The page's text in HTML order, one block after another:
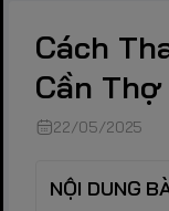
Cách
Cần Thợ
22/05/2025
NỘI DUNG